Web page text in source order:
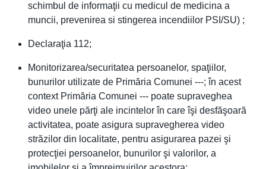
schimbul de informaţii cu medicul de medicina a
muncii, prevenirea si stingerea incendiilor PSI/SU) ;
Declaraţia 112;
Monitorizarea/securitatea persoanelor, spaţiilor,
bunurilor utilizate de Primăria Comunei ---; în acest
context Primăria Comunei --- poate supraveghea
video unele părţi ale incintelor în care îşi desfăşoară
activitatea, poate asigura supravegherea video
străzilor din localitate, pentru asigurarea pazei şi
protecţiei persoanelor, bunurilor şi valorilor, a